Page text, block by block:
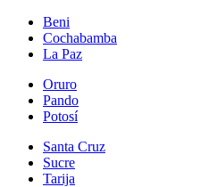
Beni
Cochabamba
La Paz
Oruro
Pando
Potosí
Santa Cruz
Sucre
Tarija